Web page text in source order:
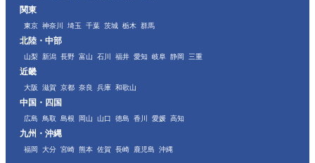
関東
東京 神奈川 埼玉 千葉 茨城 栃木 群馬
北陸・中部
山梨 新潟 長野 富山 石川 福井 愛知 岐阜 静岡 三重
近畿
大阪 滋賀 京都 奈良 兵庫 和歌山
中国・四国
広島 鳥取 島根 岡山 山口 徳島 香川 愛媛 高知
九州・沖縄
福岡 大分 宮崎 熊本 佐賀 長崎 鹿児島 沖縄